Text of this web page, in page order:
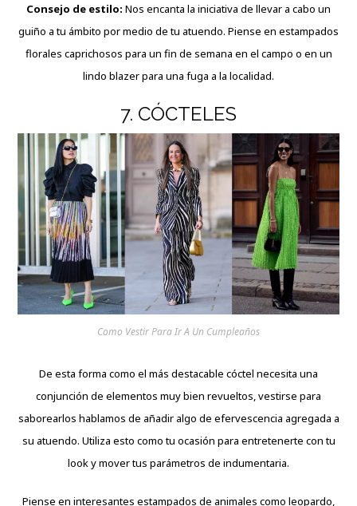
Consejo de estilo: Nos encanta la iniciativa de llevar a cabo un
guiño a tu ámbito por medio de tu atuendo. Piense en estampados
florales caprichosos para un fin de semana en el campo o en un
lindo blazer para una fuga a la localidad.
7. CÓCTELES
Como Vestir Para Ir A Un Cumpleaños
De esta forma como el más destacable cóctel necesita una
conjunción de elementos muy bien revueltos, vestirse para
saborearlos hablamos de añadir algo de efervescencia agregada a
su atuendo. Utiliza esto como tu ocasión para entretenerte con tu
look y mover tus parámetros de indumentaria.
Piense en interesantes estampados de animales como leopardo,